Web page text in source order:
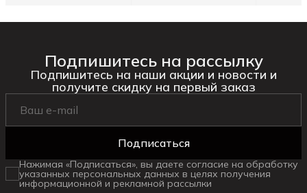
Подпишитесь на рассылку
Подпишитесь на наши акции и новости и
получите скидку на первый заказ
Подписаться
Нажимая «Подписаться», вы даете согласие на обработку
указанных персональных данных в целях получения
информационной и рекламной рассылки